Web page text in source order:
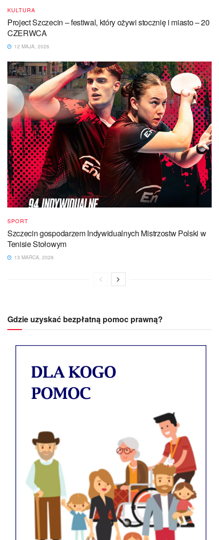
KULTURA
Project Szczecin – festiwal, który ożywi stocznię i miasto – 20
CZERWCA
12 MAJA, 2026
SPORT
Szczecin gospodarzem Indywidualnych Mistrzostw Polski w
Tenisie Stołowym
13 MARCA, 2026
Gdzie uzyskać bezpłatną pomoc prawną?